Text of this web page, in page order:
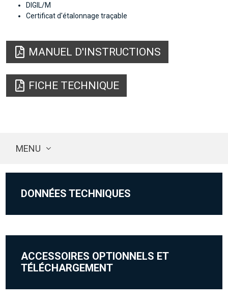
DIGIL/M
Certificat d'étalonnage traçable
MANUEL D'INSTRUCTIONS
FICHE TECHNIQUE
MENU
DONNÉES TECHNIQUES
ACCESSOIRES OPTIONNELS ET
TÉLÉCHARGEMENT